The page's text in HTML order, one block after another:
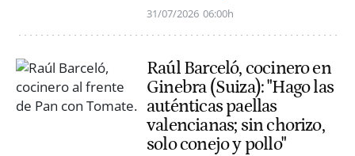
31/07/2026 06:00h
Raúl Barceló, cocinero en
Ginebra (Suiza): "Hago las
auténticas paellas
valencianas; sin chorizo,
solo conejo y pollo"